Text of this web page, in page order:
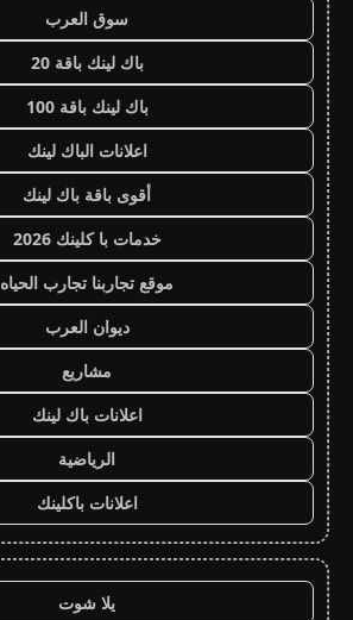
سوق العرب
باك لينك باقة 20
باك لينك باقة 100
اعلانات الباك لينك
أقوى باقة باك لينك
خدمات با كلينك 2026
موقع تجاربنا تجارب الحياه
ديوان العرب
مشاريع
اعلانات باك لينك
الرياضية
اعلانات باكلينك
يلا شوت